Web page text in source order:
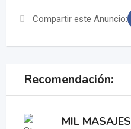
Compartir este Anuncio:
Recomendación:
MIL MASAJES